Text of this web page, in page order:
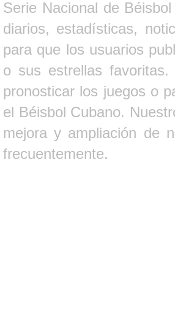
Serie Nacional de
diarios, estadísticas,
para que los usuarios
o sus estrellas
pronosticar los juegos o
el Béisbol Cubano.
mejora y ampliación de
frecuentemente.